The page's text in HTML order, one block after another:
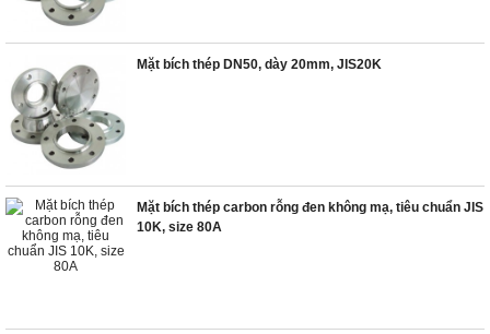
Mặt bích thép DN50, dày 20mm, JIS20K
Mặt bích thép carbon rỗng đen không mạ, tiêu chuẩn JIS
10K, size 80A